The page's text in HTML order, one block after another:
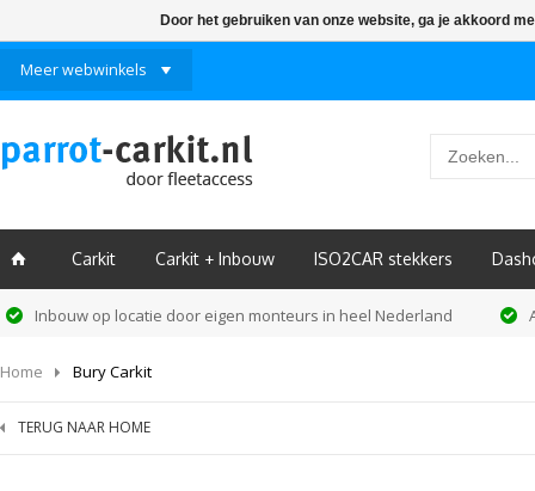
Meer webwinkels
ï Carkit Carkit + Inbouw ISO2CAR stekkers
Inbouw op locatie door eigen monteurs in heel Nederland
Home Bury Carkit
TERUG NAAR HOME
Door het gebruiken van onze website, ga je akkoord